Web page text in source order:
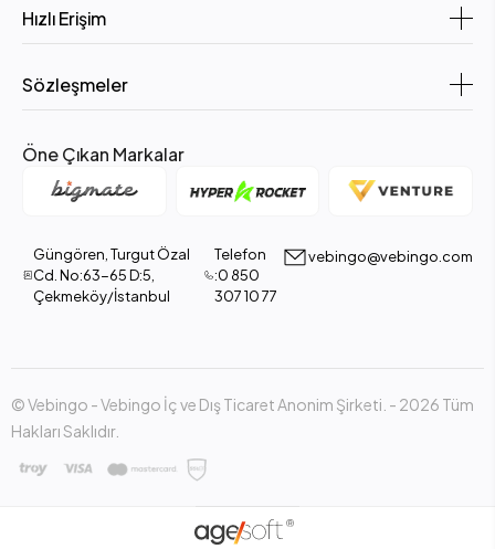
Hızlı Erişim
Sözleşmeler
Öne Çıkan Markalar
Güngören, Turgut Özal
Cd. No:63-65 D:5,
Çekmeköy/İstanbul
Telefon
:0 850
307 10 77
vebingo@vebingo.com
© Vebingo - Vebingo İç ve Dış Ticaret Anonim Şirketi. - 2026 Tüm
Hakları Saklıdır.